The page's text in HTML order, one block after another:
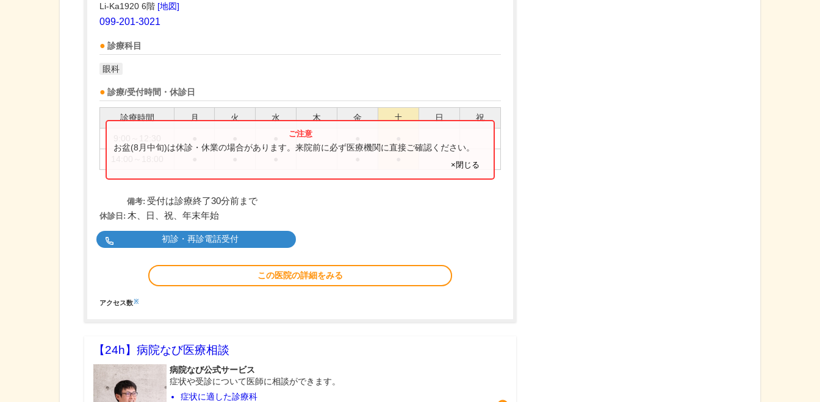
Li-Ka1920 6階 [地図]
099-201-3021
診療科目
眼科
診療/受付時間・休診日
診療時間 月 火 水 木 金 土 日 祝
お盆(8月中旬)は休診・休業の場合があります。来院前に必ず医療機関に直接ご確認ください。
×閉じる
備考: 受付は診療終了30分前まで
休診日: 木、日、祝、年末年始
初診・再診電話受付
この医院の詳細をみる
アクセス数※
【24h】 病院なび医療相談
病院なび公式サービス
症状や受診について医師に相談ができます。
症状に適した診療科